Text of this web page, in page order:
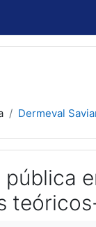
Dermeval